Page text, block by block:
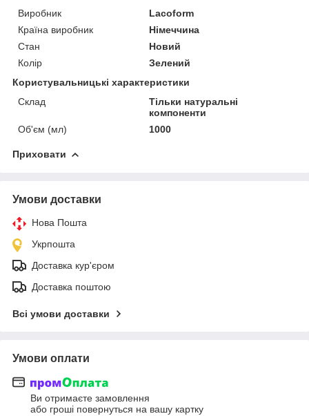
Виробник
Lacoform
Країна виробник
Німеччина
Стан
Новий
Колір
Зелений
Користувальницькі характеристики
Склад
Тільки натуральні
компоненти
Об'єм (мл)
1000
Приховати
Умови доставки
Нова Пошта
Укрпошта
Доставка кур'єром
Доставка поштою
Всі умови доставки
Умови оплати
Ви отримаєте замовлення
або гроші повернуться на вашу картку